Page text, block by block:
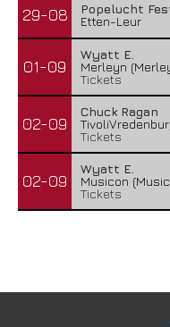
29-08
Popelucht
Etten-Leur
01-09
Wyatt E.
Merleyn
Tickets
02-09
Chuck Ragan
Tickets
02-09
Wyatt E.
Musicon
Tickets